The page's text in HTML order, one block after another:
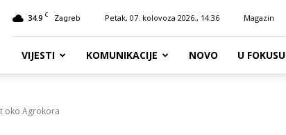
34.9 C Zagreb Petak, 07. kolovoza 2026., 14:36 Magazin
VIJESTI KOMUNIKACIJE NOVO U FOKUSU
oko Agrokora